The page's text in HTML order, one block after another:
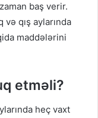
baş verir.
və qış aylarında
maddələrini
etməli?
heç vaxt